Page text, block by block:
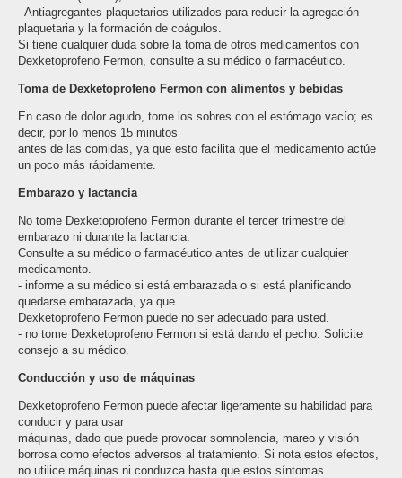
- Antiagregantes plaquetarios utilizados para reducir la agregación
plaquetaria y la formación de coágulos.
Si tiene cualquier duda sobre la toma de otros medicamentos con
Dexketoprofeno Fermon, consulte a su médico o farmacéutico.
Toma de Dexketoprofeno Fermon con alimentos y bebidas
En caso de dolor agudo, tome los sobres con el estómago vacío; es
decir, por lo menos 15 minutos
antes de las comidas, ya que esto facilita que el medicamento actúe
un poco más rápidamente.
Embarazo y lactancia
No tome Dexketoprofeno Fermon durante el tercer trimestre del
embarazo ni durante la lactancia.
Consulte a su médico o farmacéutico antes de utilizar cualquier
medicamento.
- informe a su médico si está embarazada o si está planificando
quedarse embarazada, ya que
Dexketoprofeno Fermon puede no ser adecuado para usted.
- no tome Dexketoprofeno Fermon si está dando el pecho. Solicite
consejo a su médico.
Conducción y uso de máquinas
Dexketoprofeno Fermon puede afectar ligeramente su habilidad para
conducir y para usar
máquinas, dado que puede provocar somnolencia, mareo y visión
borrosa como efectos adversos al tratamiento. Si nota estos efectos,
no utilice máquinas ni conduzca hasta que estos síntomas